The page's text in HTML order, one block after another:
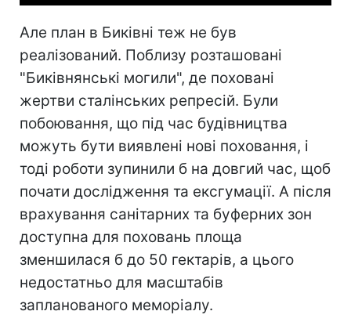
Але план в Биківні теж не був
реалізований. Поблизу розташовані
"Биківнянські могили", де поховані
жертви сталінських репресій. Були
побоювання, що під час будівництва
можуть бути виявлені нові поховання, і
тоді роботи зупинили б на довгий час, щоб
почати дослідження та ексгумації. А після
врахування санітарних та буферних зон
доступна для поховань площа
зменшилася б до 50 гектарів, а цього
недостатньо для масштабів
запланованого меморіалу.